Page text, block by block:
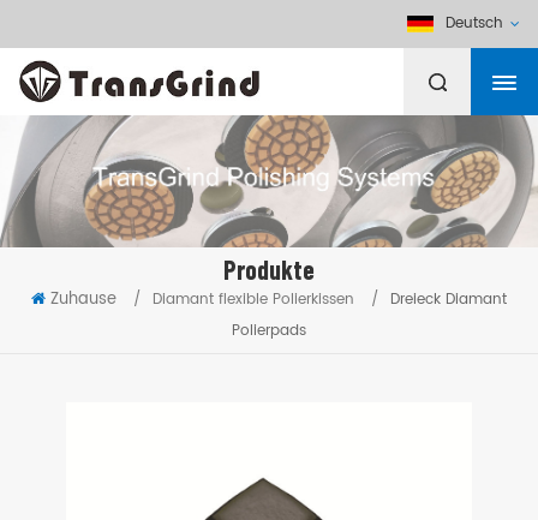
Deutsch
Produkte
Zuhause / Diamant flexible Polierkissen /
Dreieck Diamant
Polierpads